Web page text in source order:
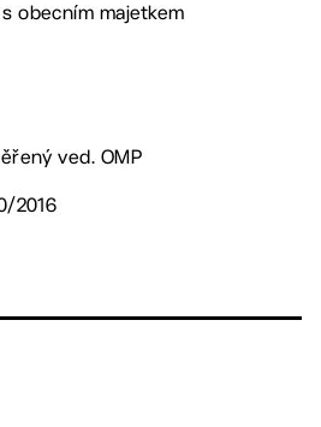
obecním majetkem
ved. OMP
2016